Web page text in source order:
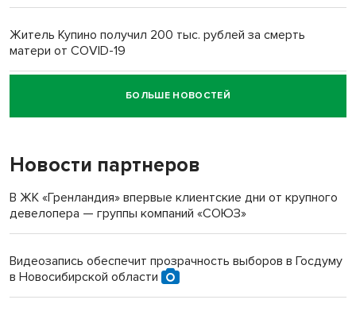
Житель Купино получил 200 тыс. рублей за смерть
матери от COVID-19
Новосибирский суд наказал водителя за смерть
пенсионерки на вокзале
«Мы живём на пастбище!»: в новосибирском селе лошади
терроризируют жителей
Инвалид получил условный срок за избиение врачей
Новосибирский преподаватель с женой вошли в топ-16
БОЛЬШЕ НОВОСТЕЙ
Новости партнеров
В ЖК «Гренландия» впервые клиентские дни от крупного
девелопера — группы компаний «СОЮЗ»
Видеозапись обеспечит прозрачность выборов в Госдуму
в Новосибирской области